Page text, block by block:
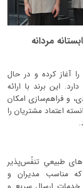
مردانه
خود را آغاز کرده و در حال
دارد. این برند با ارائه
و فراهم‌سازی امکان
اعتماد مشتریان را
طبیعیِ تنفُس‌پذیر
مناسب مدیران و